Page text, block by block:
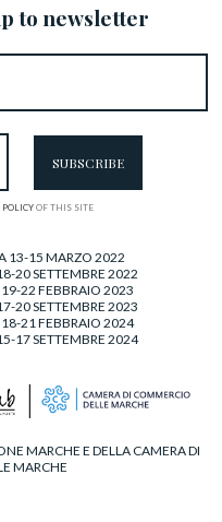
to newsletter
POLICY OF THIS SITE
13-15 MARZO 2022
20 SETTEMBRE 2022
22 FEBBRAIO 2023
20 SETTEMBRE 2023
21 FEBBRAIO 2024
17 SETTEMBRE 2024
MARCHE E DELLA CAMERA DI
MARCHE